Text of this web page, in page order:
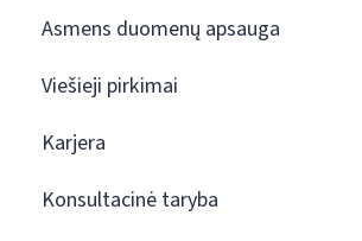
Asmens duomenų apsauga
Viešieji pirkimai
Karjera
Konsultacinė taryba